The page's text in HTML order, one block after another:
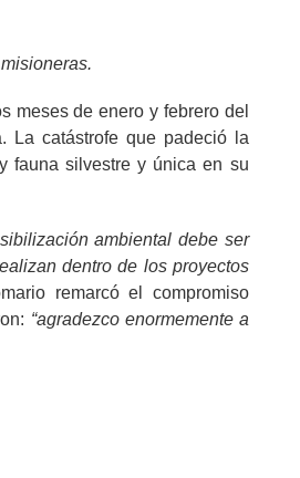
meses de enero y febrero del
La catástrofe que padeció la
fauna silvestre y única en su
ambiental debe ser
dentro de los proyectos
remarcó el compromiso
“agradezco enormemente a